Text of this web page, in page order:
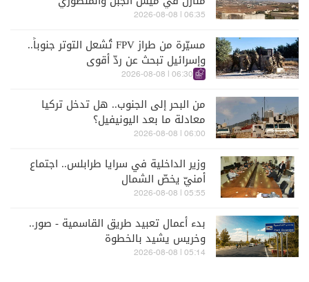
06:35 | 2026-08-08
مسيّرة من طراز FPV تُشعل التوتر جنوباً..
وإسرائيل تبحث عن ردّ أقوى
06:30 | 2026-08-08
من البحر إلى الجنوب.. هل تدخل تركيا
معادلة ما بعد اليونيفيل؟
06:00 | 2026-08-08
وزير الداخلية في سرايا طرابلس.. اجتماع
أمنيّ يخصّ الشمال
05:55 | 2026-08-08
بدء أعمال تعبيد طريق القاسمية - صور..
وخريس يشيد بالخطوة
05:14 | 2026-08-08